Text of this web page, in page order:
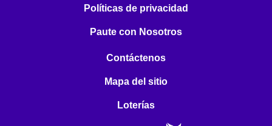
Políticas de privacidad
Paute con Nosotros
Contáctenos
Mapa del sitio
Loterías